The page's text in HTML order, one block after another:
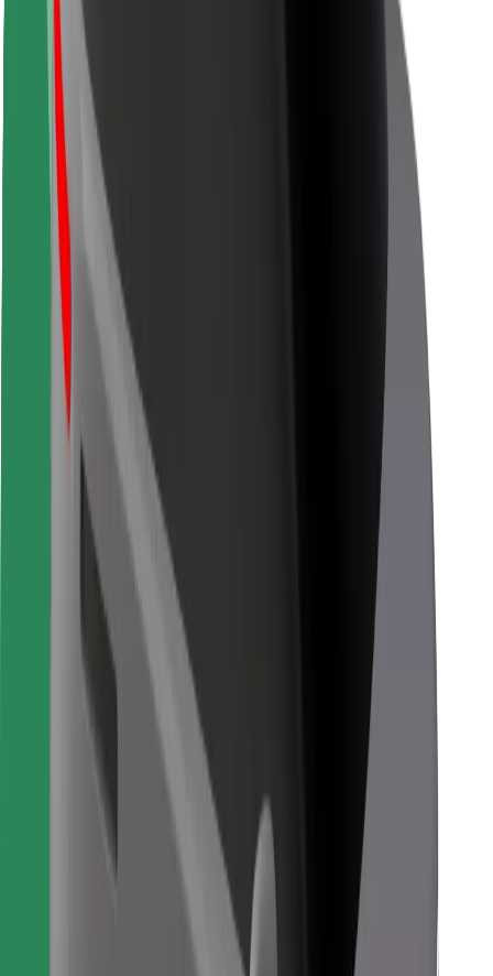
Steden
Locaties
Stadsoplossingen
Luchthavens
Bolt Laadstations
Support
Voor passagiers
Voor chauffeurs
Voor bezorgers
Bolt Food
Voor fleet owners
Voor restaurants
Bolt for Business
Algemene voorwaarden
Slechts enkele minuten verwijderd van je rit!
Download Bolt app
Vind je favoriete maaltijden!